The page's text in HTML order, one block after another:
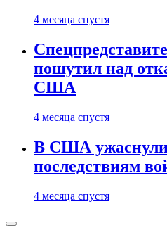
4 месяца спустя
пошутил над
США
4 месяца спустя
В США
последствиям
4 месяца спустя